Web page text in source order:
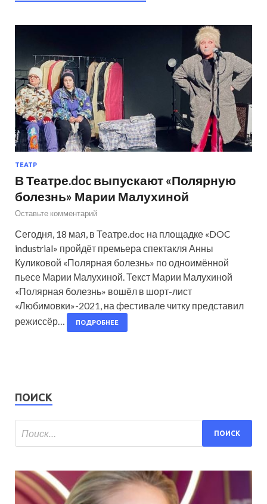
ТЕАТР
В Театре.doc выпускают «Полярную
болезнь» Марии Малухиной
Оставьте комментарий
Сегодня, 18 мая, в Театре.doc на площадке «DOC
industrial» пройдёт премьера спектакля Анны
Куликовой «Полярная болезнь» по одноимённой
пьесе Марии Малухиной. Текст Марии Малухиной
«Полярная болезнь» вошёл в шорт-лист
«Любимовки»-2021, на фестивале читку представил
режиссёр…
ПОДРОБНЕЕ
ПОИСК